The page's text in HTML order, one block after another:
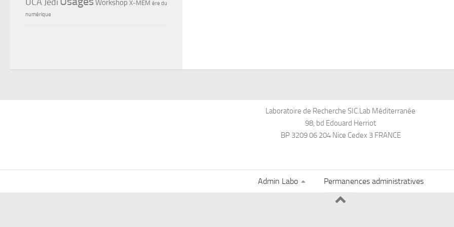
Workshop X-MEM ère du
numérique
Laboratoire de Recherche SIC.Lab Méditerranée
98, bd Edouard Herriot
BP 3209 06 204 Nice Cedex 3 FRANCE
Admin Labo Permanences administratives